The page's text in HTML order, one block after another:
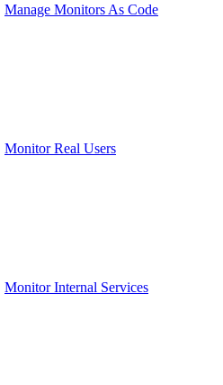
Manage Monitors As Code
Monitor Real Users
Monitor Internal Services